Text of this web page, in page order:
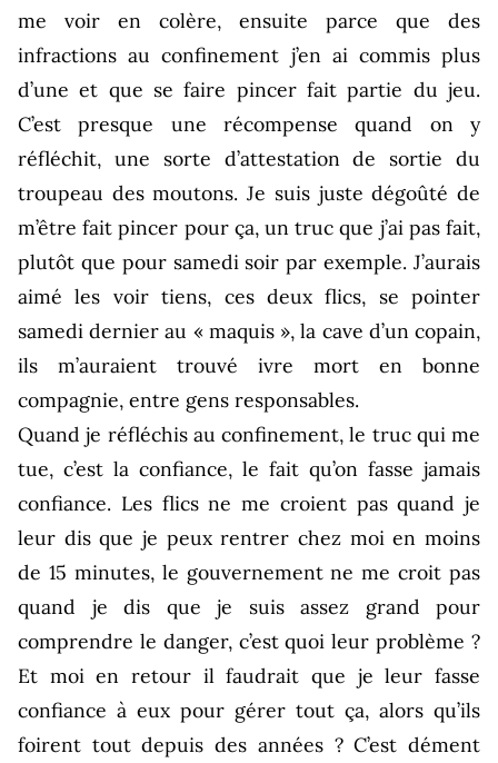
me voir en colère, ensuite parce que des
infractions au confinement j’en ai commis plus
d’une et que se faire pincer fait partie du jeu.
C’est presque une récompense quand on y
réfléchit, une sorte d’attestation de sortie du
troupeau des moutons. Je suis juste dégoûté de
m’être fait pincer pour ça, un truc que j’ai pas fait,
plutôt que pour samedi soir par exemple. J’aurais
aimé les voir tiens, ces deux flics, se pointer
samedi dernier au « maquis », la cave d’un copain,
ils m’auraient trouvé ivre mort en bonne
compagnie, entre gens responsables.
Quand je réfléchis au confinement, le truc qui me
tue, c’est la confiance, le fait qu’on fasse jamais
confiance. Les flics ne me croient pas quand je
leur dis que je peux rentrer chez moi en moins
de 15 minutes, le gouvernement ne me croit pas
quand je dis que je suis assez grand pour
comprendre le danger, c’est quoi leur problème ?
Et moi en retour il faudrait que je leur fasse
confiance à eux pour gérer tout ça, alors qu’ils
foirent tout depuis des années ? C’est dément